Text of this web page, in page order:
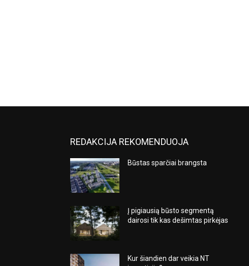
REDAKCIJA REKOMENDUOJA
Būstas sparčiai brangsta
Į pigiausią būsto segmentą
dairosi tik kas dešimtas pirkėjas
Kur šiandien dar veikia NT